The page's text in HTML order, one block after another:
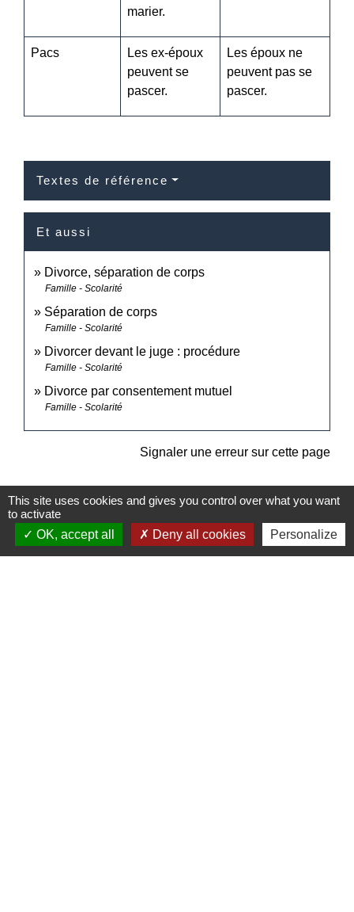
marier.
Pacs
Les ex-époux
peuvent se
pascer.
Les époux ne
peuvent pas se
pascer.
Textes de référence
Et aussi
Divorce, séparation de corps
Famille - Scolarité
Séparation de corps
Famille - Scolarité
Divorcer devant le juge : procédure
Famille - Scolarité
Divorce par consentement mutuel
Famille - Scolarité
Signaler une erreur sur cette page
Contacts
This site uses cookies and gives you control over what you want
to activate
OK, accept all
Deny all cookies Personalize